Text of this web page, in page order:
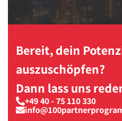
Bereit, dein
auszuschöpfen?
Dann lass uns
+49 40 - 75 110 330